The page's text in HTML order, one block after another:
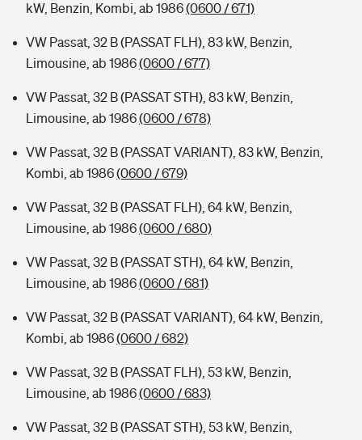
kW, Benzin, Kombi, ab 1986(0600 / 671)
VW Passat, 32 B (PASSAT FLH), 83 kW, Benzin,
Limousine, ab 1986(0600 / 677)
VW Passat, 32 B (PASSAT STH), 83 kW, Benzin,
Limousine, ab 1986(0600 / 678)
VW Passat, 32 B (PASSAT VARIANT), 83 kW, Benzin,
Kombi, ab 1986(0600 / 679)
VW Passat, 32 B (PASSAT FLH), 64 kW, Benzin,
Limousine, ab 1986(0600 / 680)
VW Passat, 32 B (PASSAT STH), 64 kW, Benzin,
Limousine, ab 1986(0600 / 681)
VW Passat, 32 B (PASSAT VARIANT), 64 kW, Benzin,
Kombi, ab 1986(0600 / 682)
VW Passat, 32 B (PASSAT FLH), 53 kW, Benzin,
Limousine, ab 1986(0600 / 683)
VW Passat, 32 B (PASSAT STH), 53 kW, Benzin,